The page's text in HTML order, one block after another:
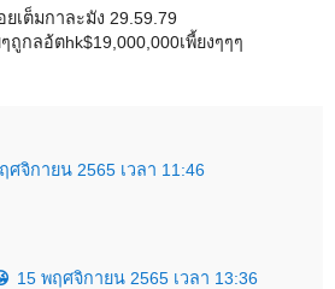
เต็มกาละมัง 29.59.79
กลอ้ตhk$19,000,000เพี้ยงๆๆๆ
ศจิกายน 2565 เวลา 11:46
15 พฤศจิกายน 2565 เวลา 13:36